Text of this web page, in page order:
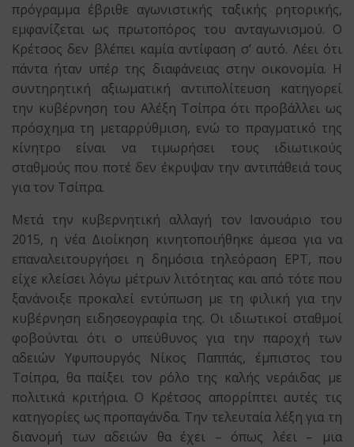
πρόγραμμα έβριθε αγωνιστικής ταξικής ρητορικής,
εμφανίζεται ως πρωτοπόρος του ανταγωνισμού. Ο
Κρέτσος δεν βλέπει καμία αντίφαση σ’ αυτό. Λέει ότι
πάντα ήταν υπέρ της διαφάνειας στην οικονομία. Η
συντηρητική αξιωματική αντιπολίτευση κατηγορεί
την κυβέρνηση του Αλέξη Τσίπρα ότι προβάλλει ως
πρόσχημα τη μεταρρύθμιση, ενώ το πραγματικό της
κίνητρο είναι να τιμωρήσει τους ιδιωτικούς
σταθμούς που ποτέ δεν έκρυψαν την αντιπάθειά τους
για τον Τσίπρα.
Μετά την κυβερνητική αλλαγή τον Ιανουάριο του
2015, η νέα Διοίκηση κινητοποιήθηκε άμεσα για να
επαναλειτουργήσει η δημόσια τηλεόραση ΕΡΤ, που
είχε κλείσει λόγω μέτρων λιτότητας και από τότε που
ξανάνοιξε προκαλεί εντύπωση με τη φιλική για την
κυβέρνηση ειδησεογραφία της. Οι ιδιωτικοί σταθμοί
φοβούνται ότι ο υπεύθυνος για την παροχή των
αδειών Υφυπουργός Νίκος Παππάς, έμπιστος του
Τσίπρα, θα παίξει τον ρόλο της καλής νεράιδας με
πολιτικά κριτήρια. Ο Κρέτσος απορρίπτει αυτές τις
κατηγορίες ως προπαγάνδα. Την τελευταία λέξη για τη
διανομή των αδειών θα έχει – όπως λέει – μια